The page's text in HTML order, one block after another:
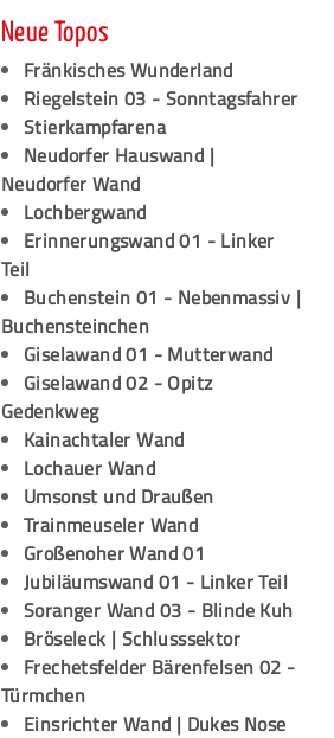
Neue Topos
Fränkisches Wunderland
Riegelstein 03 - Sonntagsfahrer
Stierkampfarena
Neudorfer Hauswand |
Neudorfer Wand
Lochbergwand
Erinnerungswand 01 - Linker
Teil
Buchenstein 01 - Nebenmassiv |
Buchensteinchen
Giselawand 01 - Mutterwand
Giselawand 02 - Opitz
Gedenkweg
Kainachtaler Wand
Lochauer Wand
Umsonst und Draußen
Trainmeuseler Wand
Großenoher Wand 01
Jubiläumswand 01 - Linker Teil
Soranger Wand 03 - Blinde Kuh
Bröseleck | Schlusssektor
Frechetsfelder Bärenfelsen 02 -
Türmchen
Einsrichter Wand | Dukes Nose